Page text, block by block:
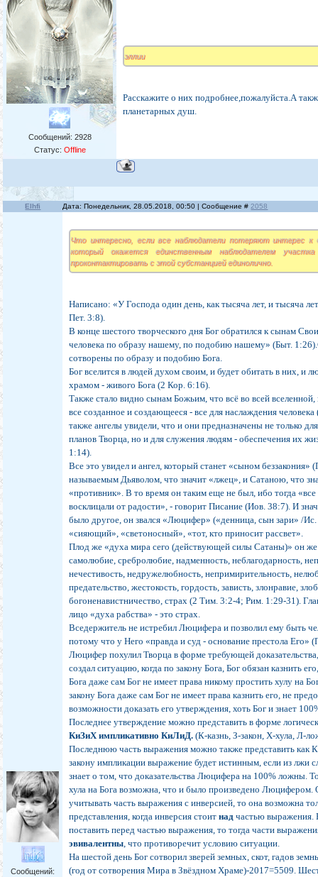
Сообщений: 2928
Статус: Offline
эллии
Расскажите о них подробнее,пожалуйста.А
планетарных душ.
Elhfi Дата: Понедельник, 28.05.2018, 00:50 | Сообщение #2058
Сообщений:
Что интересно, если все наблюдатели потеряют интерес к
который окажется единственным наблюдателем
проконтактировать с этой субстанцией единолично.
Написано: «У Господа один день, как тысяча лет, и тысяча
Пет. 3:8).
В конце шестого творческого дня Бог обратился к сынам
человека по образу нашему, по подобию нашему» (Быт.
сотворены по образу и подобию Бога.
Бог вселится в людей духом своим, и будет обитать в них, и
храмом - живого Бога (2 Кор. 6:16).
Также стало видно сынам Божьим, что всё во всей
все созданное и создающееся - все для наслаждения
также ангелы увидели, что и они предназначены не только
планов Творца, но и для служения людям - обеспечения их
1:14).
Все это увидел и ангел, который станет «сыном беззакония»
называемым Дьяволом, что значит «лжец», и Сатаною, что
«противник». В то время он таким еще не был, ибо тогда
восклицали от радости», - говорит Писание (Иов. 38:7). И
было другое, он звался «Люцифер» («денница, сын зари» /
«сияющий», «светоносный», «тот, кто приносит рассвет».
Плод же «духа мира сего (действующей силы Сатаны)» он же
самолюбие, сребролюбие, надменность, неблагодарность,
нечестивость, недружелюбность, непримирительность,
предательство, жестокость, гордость, зависть, злонравие,
богоненавистничество, страх (2 Тим. 3:2-4; Рим. 1:29-31).
лицо «духа рабства» - это страх.
Вседержитель не истребил Люцифера и позволил ему быть
потому что у Него «правда и суд - основание престола Его»
Люцифер похулил Творца в форме требующей
создал ситуацию, когда по закону Бога, Бог обязан казнить
Бога даже сам Бог не имеет права никому простить хулу на
закону Бога даже сам Бог не имеет права казнить его, не
возможности доказать его утверждения, хоть Бог и знает
Последнее утверждение можно представить в форме
КиЗиХ импликативно КиЛиД.(К-казнь, З-закон, Х-хула, Л-
Последнюю часть выражения можно также представить как
закону импликации выражение будет истинным, если из лжи
знает о том, что доказательства Люцифера на 100% ложны.
хула на Бога возможна, что и было произведено Люцифером.
учитывать часть выражения с инверсией, то она возможна
представления, когда инверсия стоитнадчастью выражения.
поставить перед частью выражения, то тогда части
эвивалентны, что противоречит условию ситуации.
На шестой день Бог сотворил зверей земных, скот, гадов
(год от сотворения Мира в Звёздном Храме)-2017=5509.